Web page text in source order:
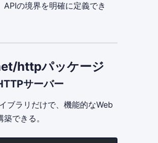
APIの境界を明確に定義でき
httpパッケージ
サーバー
ブラリだけで、機能的なWeb
できる。